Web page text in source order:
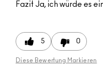
Fazit Ja, ich würde es
5 0
Diese Bewertung Markieren